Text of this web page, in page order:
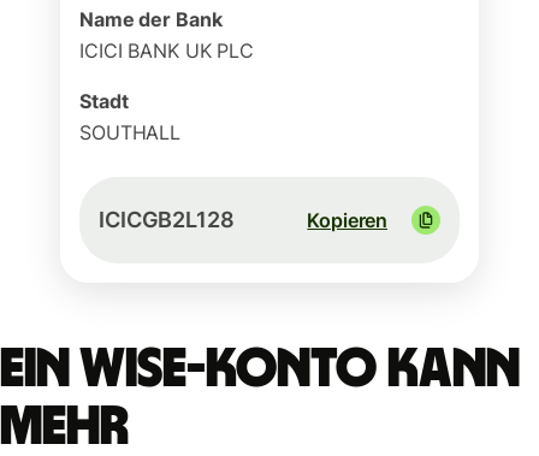
Name der Bank
ICICI BANK UK PLC
Stadt
SOUTHALL
ICICGB2L128 Kopieren
Ein Wise-Konto kann
mehr